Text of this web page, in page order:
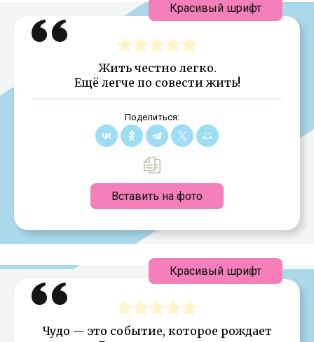
Жить честно легко.
Ещё легче по совести жить!
Поделиться:
Вставить на фото
Красивый шрифт
Чудо — это событие, которое рождает
Красивый шрифт